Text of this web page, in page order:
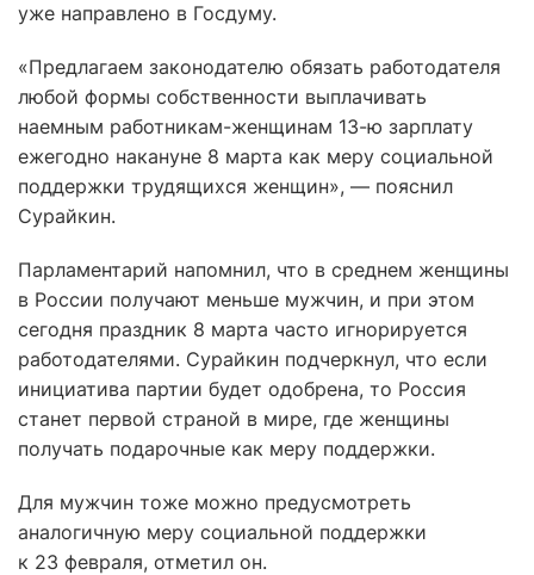
уже направлено в Госдуму.
«Предлагаем законодателю обязать работодателя
любой формы собственности выплачивать
наемным работникам-женщинам 13-ю зарплату
ежегодно накануне 8 марта как меру социальной
поддержки трудящихся женщин», — пояснил
Сурайкин.
Парламентарий напомнил, что в среднем женщины
в России получают меньше мужчин, и при этом
сегодня праздник 8 марта часто игнорируется
работодателями. Сурайкин подчеркнул, что если
инициатива партии будет одобрена, то Россия
станет первой страной в мире, где женщины
получать подарочные как меру поддержки.
Для мужчин тоже можно предусмотреть
аналогичную меру социальной поддержки
к 23 февраля, отметил он.